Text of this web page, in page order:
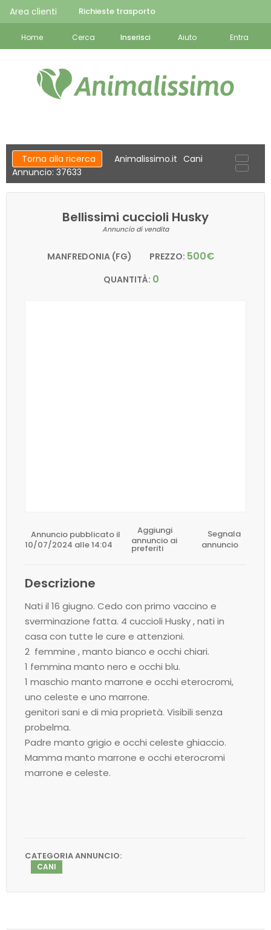
Area clienti Richieste trasporto
Home Cerca Inserisci Aiuto Entra
Torna alla ricerca Animalissimo.it Cani
Annuncio: 37633
Bellissimi cuccioli Husky
Annuncio di vendita
MANFREDONIA (FG) PREZZO: 500€
QUANTITÀ: 0
Annuncio pubblicato il
10/07/2024 alle 14:04
Aggiungi
annuncio ai
preferiti
Segnala
annuncio
Descrizione
Nati il 16 giugno. Cedo con primo vaccino e
sverminazione fatta. 4 cuccioli Husky , nati in
casa con tutte le cure e attenzioni.
2 femmine , manto bianco e occhi chiari.
1 femmina manto nero e occhi blu.
1 maschio manto marrone e occhi eterocromi,
uno celeste e uno marrone.
genitori sani e di mia proprietà. Visibili senza
probelma.
Padre manto grigio e occhi celeste ghiaccio.
Mamma manto marrone e occhi eterocromi
marrone e celeste.
CATEGORIA ANNUNCIO:
CANI